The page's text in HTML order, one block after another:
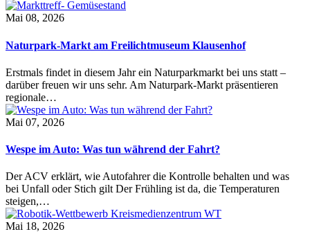
Mai 08, 2026
Naturpark-Markt am Freilichtmuseum Klausenhof
Erstmals findet in diesem Jahr ein Naturparkmarkt bei uns statt –
darüber freuen wir uns sehr. Am Naturpark-Markt präsentieren
regionale…
Mai 07, 2026
Wespe im Auto: Was tun während der Fahrt?
Der ACV erklärt, wie Autofahrer die Kontrolle behalten und was
bei Unfall oder Stich gilt Der Frühling ist da, die Temperaturen
steigen,…
Mai 18, 2026